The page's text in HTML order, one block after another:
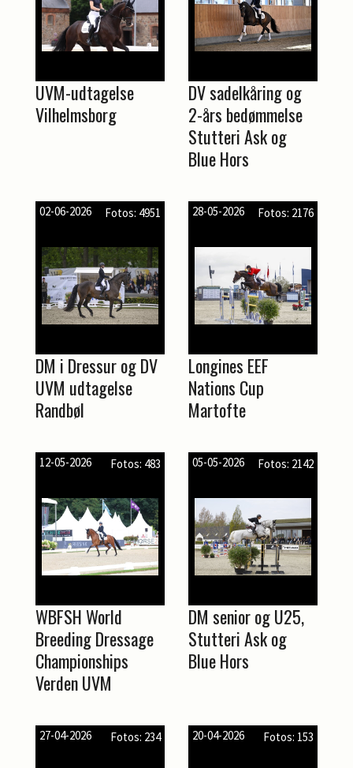
UVM-udtagelse
Vilhelmsborg
DV sadelkåring og
2-års bedømmelse
Stutteri Ask og
Blue Hors
02-06-2026 Fotos: 4951
DM i Dressur og DV
UVM udtagelse
Randbøl
28-05-2026 Fotos: 2176
Longines EEF
Nations Cup
Martofte
12-05-2026 Fotos: 483
WBFSH World
Breeding Dressage
Championships
Verden UVM
05-05-2026 Fotos: 2142
DM senior og U25,
Stutteri Ask og
Blue Hors
27-04-2026 Fotos: 234 20-04-2026 Fotos: 153